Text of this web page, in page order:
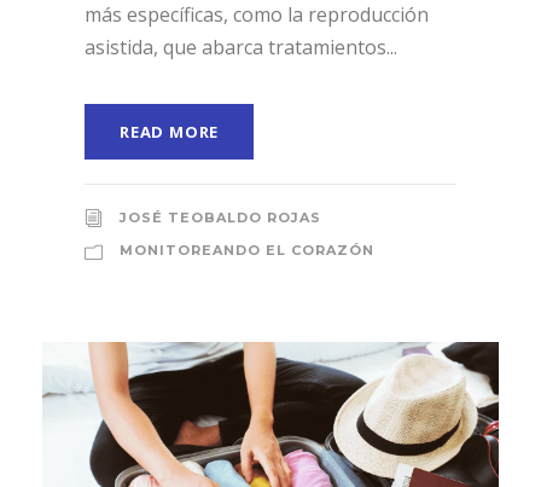
más específicas, como la reproducción
asistida, que abarca tratamientos...
READ MORE
JOSÉ TEOBALDO ROJAS
MONITOREANDO EL CORAZÓN